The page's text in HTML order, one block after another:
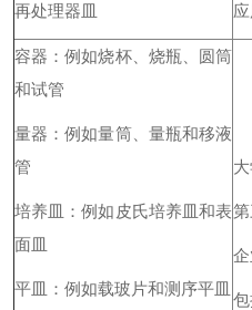
再处理器皿
容器：例如烧杯、烧瓶、圆筒
和试管
量器：例如量筒、量瓶和移液
管
培养皿：例如皮氏培养皿和表
面皿
平皿：例如载玻片和测序平皿